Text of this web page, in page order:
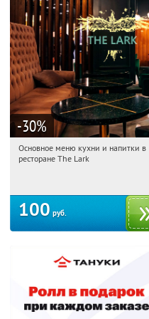
-30%
11:45:33 Купили:
Основное меню кухни и напитки в
ресторане The Lark
100 руб.